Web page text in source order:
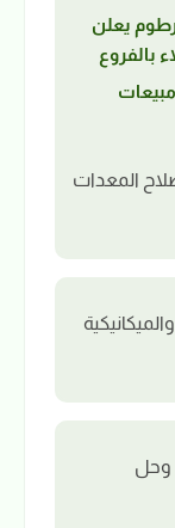
| بنك الخرطوم يعلن
بالفروع
مندوب مبيعات
المعدات
وحل